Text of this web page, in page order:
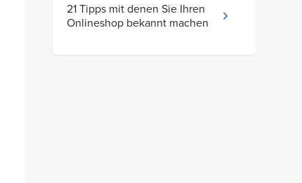
21 Tipps mit denen Sie Ihren
Onlineshop bekannt machen